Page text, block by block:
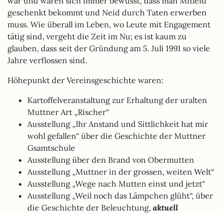
geschenkt bekommt und Neid durch Taten erwerben
muss. Wie überall im Leben, wo Leute mit Engagement
tätig sind, vergeht die Zeit im Nu; es ist kaum zu
glauben, dass seit der Gründung am 5. Juli 1991 so viele
Jahre verflossen sind.
Höhepunkt der Vereinsgeschichte waren:
Kartoffelveranstaltung zur Erhaltung der uralten
Muttner Art „Rischer“
Ausstellung „Ihr Anstand und Sittlichkeit hat mir
wohl gefallen“ über die Geschichte der Muttner
Gsamtschule
Ausstellung über den Brand von Obermutten
Ausstellung „Muttner in der grossen, weiten Welt“
Ausstellung „Wege nach Mutten einst und jetzt“
Ausstellung „Weil noch das Lämpchen glüht“, über
die Geschichte der Beleuchtung, aktuell